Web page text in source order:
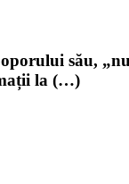
său,
la (…)